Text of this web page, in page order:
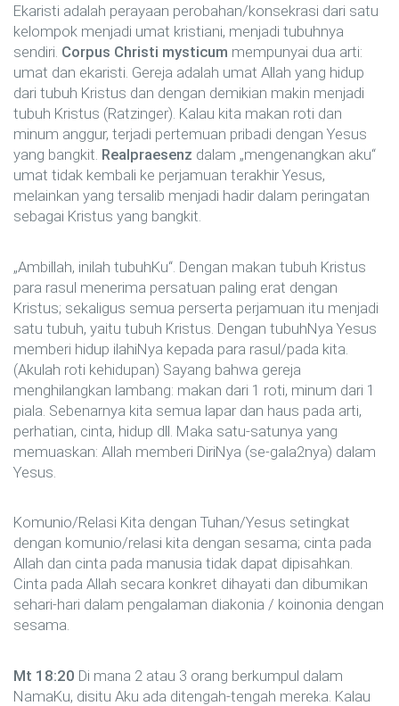
Ekaristi adalah perayaan perobahan/konsekrasi dari satu
kelompok menjadi umat kristiani, menjadi tubuhnya
sendiri. Corpus Christi mysticum mempunyai dua arti:
umat dan ekaristi. Gereja adalah umat Allah yang hidup
dari tubuh Kristus dan dengan demikian makin menjadi
tubuh Kristus (Ratzinger). Kalau kita makan roti dan
minum anggur, terjadi pertemuan pribadi dengan Yesus
yang bangkit. Realpraesenz dalam „mengenangkan aku“
umat tidak kembali ke perjamuan terakhir Yesus,
melainkan yang tersalib menjadi hadir dalam peringatan
sebagai Kristus yang bangkit.
„Ambillah, inilah tubuhKu“. Dengan makan tubuh Kristus
para rasul menerima persatuan paling erat dengan
Kristus; sekaligus semua perserta perjamuan itu menjadi
satu tubuh, yaitu tubuh Kristus. Dengan tubuhNya Yesus
memberi hidup ilahiNya kepada para rasul/pada kita.
(Akulah roti kehidupan) Sayang bahwa gereja
menghilangkan lambang: makan dari 1 roti, minum dari 1
piala. Sebenarnya kita semua lapar dan haus pada arti,
perhatian, cinta, hidup dll. Maka satu-satunya yang
memuaskan: Allah memberi DiriNya (se-gala2nya) dalam
Yesus.
Komunio/Relasi Kita dengan Tuhan/Yesus setingkat
dengan komunio/relasi kita dengan sesama; cinta pada
Allah dan cinta pada manusia tidak dapat dipisahkan.
Cinta pada Allah secara konkret dihayati dan dibumikan
sehari-hari dalam pengalaman diakonia / koinonia dengan
sesama.
Mt 18:20 Di mana 2 atau 3 orang berkumpul dalam
NamaKu, disitu Aku ada ditengah-tengah mereka. Kalau